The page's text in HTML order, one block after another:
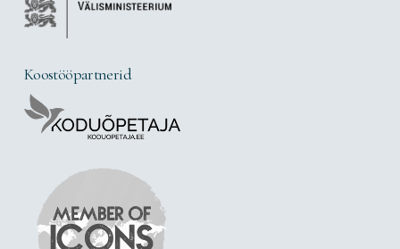
Koostööpartnerid